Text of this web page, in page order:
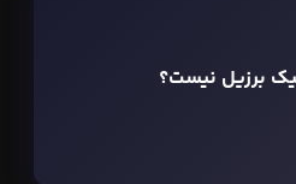
برزیل نیست؟